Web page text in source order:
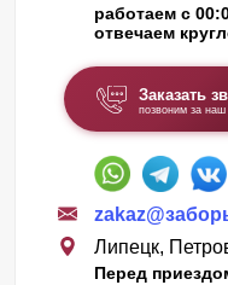
работаем с
отвечаем
Заказать
позвоним за наш
Липецк,
Перед